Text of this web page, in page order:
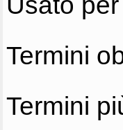
Termini
Termini